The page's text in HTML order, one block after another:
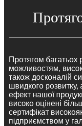
Протягом багатьох
можливостям,
також досконалій
швидкого розвитку,
ефект нашої
високо оцінені
сертифікат
підприємством у